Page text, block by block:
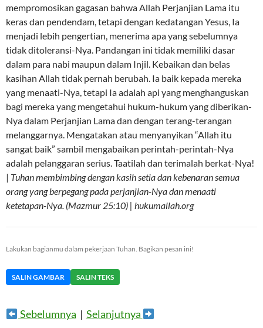
mempromosikan gagasan bahwa Allah Perjanjian Lama itu
keras dan pendendam, tetapi dengan kedatangan Yesus, Ia
menjadi lebih pengertian, menerima apa yang sebelumnya
tidak ditoleransi-Nya. Pandangan ini tidak memiliki dasar
dalam para nabi maupun dalam Injil. Kebaikan dan belas
kasihan Allah tidak pernah berubah. Ia baik kepada mereka
yang menaati-Nya, tetapi Ia adalah api yang menghanguskan
bagi mereka yang mengetahui hukum-hukum yang diberikan-
Nya dalam Perjanjian Lama dan dengan terang-terangan
melanggarnya. Mengatakan atau menyanyikan “Allah itu
sangat baik” sambil mengabaikan perintah-perintah-Nya
adalah pelanggaran serius. Taatilah dan terimalah berkat-Nya!
| Tuhan membimbing dengan kasih setia dan kebenaran semua
orang yang berpegang pada perjanjian-Nya dan menaati
ketetapan-Nya. (Mazmur 25:10) | hukumallah.org
Lakukan bagianmu dalam pekerjaan Tuhan. Bagikan pesan ini!
SALIN GAMBAR SALIN TEKS
Sebelumnya | Selanjutnya